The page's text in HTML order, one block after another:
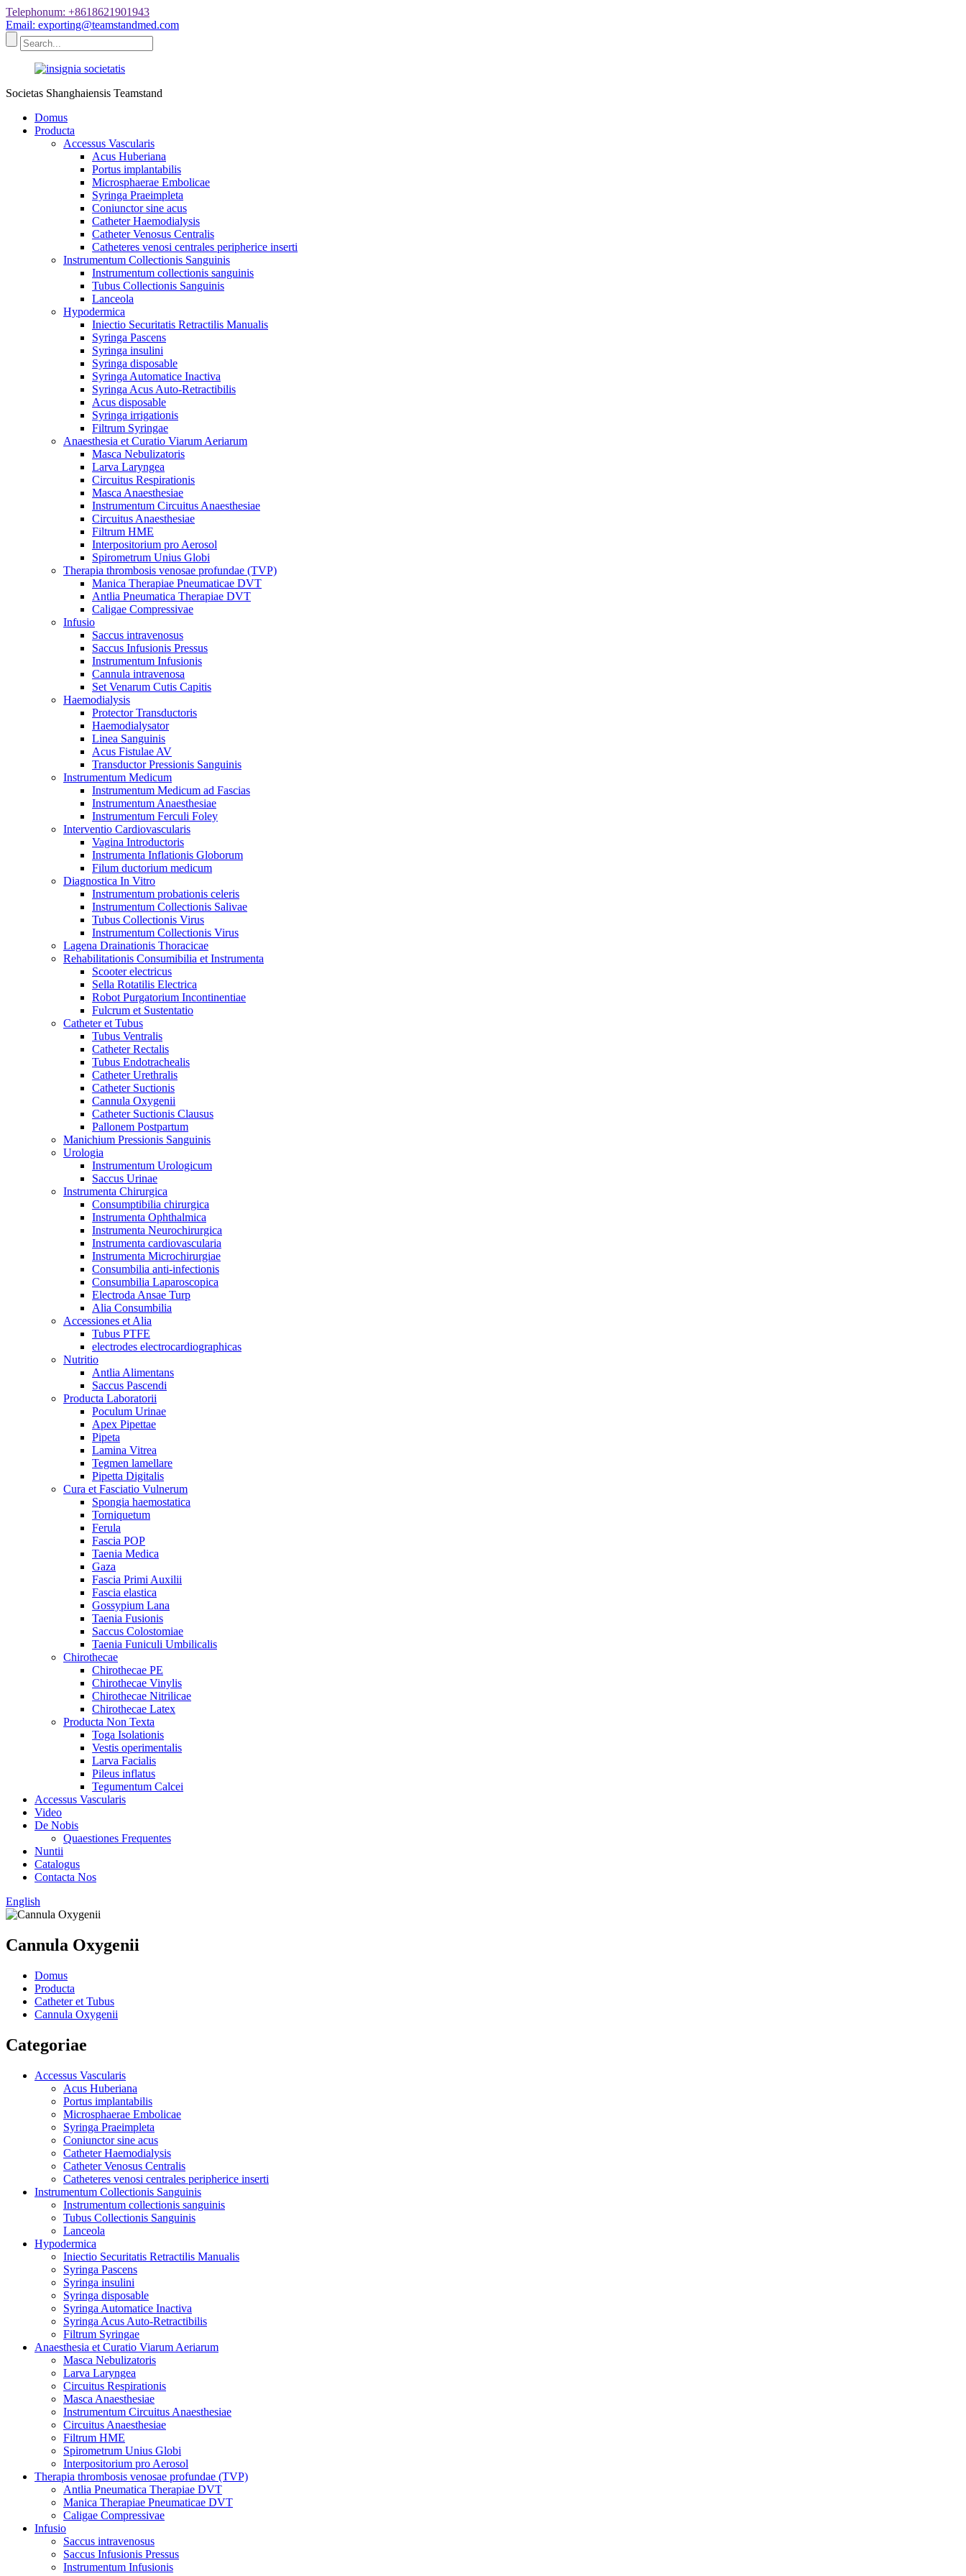
Telephonum: +8618621901943
Email: exporting@teamstandmed.com
Societas Shanghaiensis Teamstand
Domus
Producta
Accessus Vascularis
Acus Huberiana
Portus implantabilis
Microsphaerae Embolicae
Syringa Praeimpleta
Coniunctor sine acus
Catheter Haemodialysis
Catheter Venosus Centralis
Catheteres venosi centrales peripherice inserti
Instrumentum Collectionis Sanguinis
Instrumentum collectionis sanguinis
Tubus Collectionis Sanguinis
Lanceola
Hypodermica
Iniectio Securitatis Retractilis Manualis
Syringa Pascens
Syringa insulini
Syringa disposable
Syringa Automatice Inactiva
Syringa Acus Auto-Retractibilis
Acus disposable
Syringa irrigationis
Filtrum Syringae
Anaesthesia et Curatio Viarum Aeriarum
Masca Nebulizatoris
Larva Laryngea
Circuitus Respirationis
Masca Anaesthesiae
Instrumentum Circuitus Anaesthesiae
Circuitus Anaesthesiae
Filtrum HME
Interpositorium pro Aerosol
Spirometrum Unius Globi
Therapia thrombosis venosae profundae (TVP)
Manica Therapiae Pneumaticae DVT
Antlia Pneumatica Therapiae DVT
Caligae Compressivae
Infusio
Saccus intravenosus
Saccus Infusionis Pressus
Instrumentum Infusionis
Cannula intravenosa
Set Venarum Cutis Capitis
Haemodialysis
Protector Transductoris
Haemodialysator
Linea Sanguinis
Acus Fistulae AV
Transductor Pressionis Sanguinis
Instrumentum Medicum
Instrumentum Medicum ad Fascias
Instrumentum Anaesthesiae
Instrumentum Ferculi Foley
Interventio Cardiovascularis
Vagina Introductoris
Instrumenta Inflationis Globorum
Filum ductorium medicum
Diagnostica In Vitro
Instrumentum probationis celeris
Instrumentum Collectionis Salivae
Tubus Collectionis Virus
Instrumentum Collectionis Virus
Lagena Drainationis Thoracicae
Rehabilitationis Consumibilia et Instrumenta
Scooter electricus
Sella Rotatilis Electrica
Robot Purgatorium Incontinentiae
Fulcrum et Sustentatio
Catheter et Tubus
Tubus Ventralis
Catheter Rectalis
Tubus Endotrachealis
Catheter Urethralis
Catheter Suctionis
Cannula Oxygenii
Catheter Suctionis Clausus
Pallonem Postpartum
Manichium Pressionis Sanguinis
Urologia
Instrumentum Urologicum
Saccus Urinae
Instrumenta Chirurgica
Consumptibilia chirurgica
Instrumenta Ophthalmica
Instrumenta Neurochirurgica
Instrumenta cardiovascularia
Instrumenta Microchirurgiae
Consumbilia anti-infectionis
Consumbilia Laparoscopica
Electroda Ansae Turp
Alia Consumbilia
Accessiones et Alia
Tubus PTFE
electrodes electrocardiographicas
Nutritio
Antlia Alimentans
Saccus Pascendi
Producta Laboratorii
Poculum Urinae
Apex Pipettae
Pipeta
Lamina Vitrea
Tegmen lamellare
Pipetta Digitalis
Cura et Fasciatio Vulnerum
Spongia haemostatica
Torniquetum
Ferula
Fascia POP
Taenia Medica
Gaza
Fascia Primi Auxilii
Fascia elastica
Gossypium Lana
Taenia Fusionis
Saccus Colostomiae
Taenia Funiculi Umbilicalis
Chirothecae
Chirothecae PE
Chirothecae Vinylis
Chirothecae Nitrilicae
Chirothecae Latex
Producta Non Texta
Toga Isolationis
Vestis operimentalis
Larva Facialis
Pileus inflatus
Tegumentum Calcei
Accessus Vascularis
Video
De Nobis
Quaestiones Frequentes
Nuntii
Catalogus
Contacta Nos
English
Cannula Oxygenii
Domus
Producta
Catheter et Tubus
Cannula Oxygenii
Categoriae
Accessus Vascularis
Acus Huberiana
Portus implantabilis
Microsphaerae Embolicae
Syringa Praeimpleta
Coniunctor sine acus
Catheter Haemodialysis
Catheter Venosus Centralis
Catheteres venosi centrales peripherice inserti
Instrumentum Collectionis Sanguinis
Instrumentum collectionis sanguinis
Tubus Collectionis Sanguinis
Lanceola
Hypodermica
Iniectio Securitatis Retractilis Manualis
Syringa Pascens
Syringa insulini
Syringa disposable
Syringa Automatice Inactiva
Syringa Acus Auto-Retractibilis
Filtrum Syringae
Anaesthesia et Curatio Viarum Aeriarum
Masca Nebulizatoris
Larva Laryngea
Circuitus Respirationis
Masca Anaesthesiae
Instrumentum Circuitus Anaesthesiae
Circuitus Anaesthesiae
Filtrum HME
Spirometrum Unius Globi
Interpositorium pro Aerosol
Therapia thrombosis venosae profundae (TVP)
Antlia Pneumatica Therapiae DVT
Manica Therapiae Pneumaticae DVT
Caligae Compressivae
Infusio
Saccus intravenosus
Saccus Infusionis Pressus
Instrumentum Infusionis